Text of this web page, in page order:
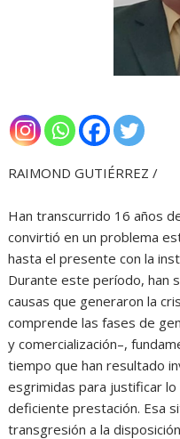
RAIMOND GUTIÉRREZ /
Han transcurrido 16 años
convirtió en un problema
hasta el presente con la
Durante este período, han
causas que generaron la
comprende las fases de
y comercialización–,
tiempo que han resultado
esgrimidas para justificar
deficiente prestación. Esa
transgresión a la